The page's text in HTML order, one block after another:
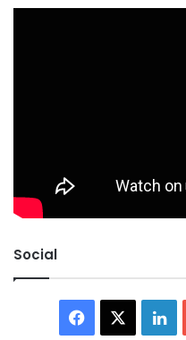
Social
Facebook